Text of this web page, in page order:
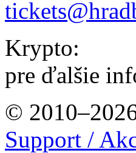
Krypto:
pre ďalšie
©
Support /